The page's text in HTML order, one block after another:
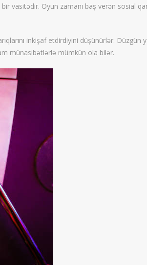
Oyun zamanı baş verən sosial
inkişaf etdirdiyini düşünürlər.
münasibətlərlə mümkün ola bilər.